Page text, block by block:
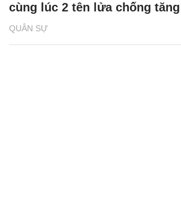
QUÂN SỰ
cùng lúc 2 tên lửa chống tăng